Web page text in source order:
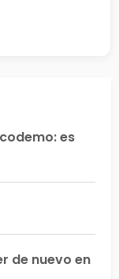
es
de nuevo en